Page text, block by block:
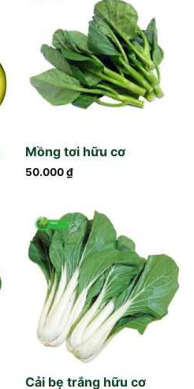
Mồng tơi hữu cơ
50.000₫
Cải bẹ trắng hữu cơ